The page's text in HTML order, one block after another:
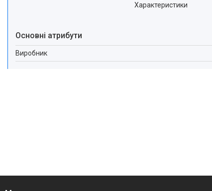
Характеристики
Основні атрибути
Виробник